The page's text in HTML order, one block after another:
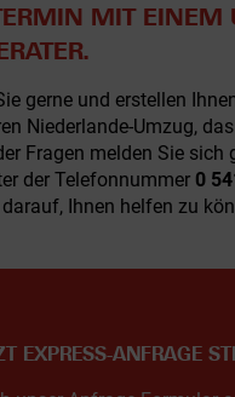
MIT EINEM
gerne und erstellen
Niederlande-Umzug,
Fragen melden Sie sich
der Telefonnummer 0
Ihnen helfen zu
EXPRESS-ANFRAGE